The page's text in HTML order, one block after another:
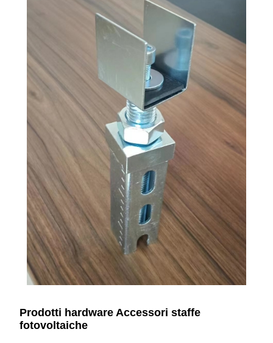
Prodotti hardware Accessori staffe
fotovoltaiche